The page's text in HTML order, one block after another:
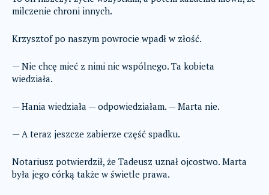
milczenie chroni innych.
Krzysztof po naszym powrocie wpadł w złość.
— Nie chcę mieć z nimi nic wspólnego. Ta kobieta
wiedziała.
— Hania wiedziała — odpowiedziałam. — Marta nie.
— A teraz jeszcze zabierze część spadku.
Notariusz potwierdził, że Tadeusz uznał ojcostwo. Marta
była jego córką także w świetle prawa.